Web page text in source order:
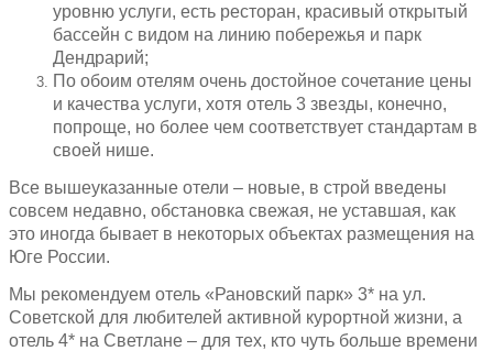
уровню услуги, есть ресторан, красивый открытый
бассейн с видом на линию побережья и парк
Дендрарий;
По обоим отелям очень достойное сочетание цены
и качества услуги, хотя отель 3 звезды, конечно,
попроще, но более чем соответствует стандартам в
своей нише.
Все вышеуказанные отели – новые, в строй введены
совсем недавно, обстановка свежая, не уставшая, как
это иногда бывает в некоторых объектах размещения на
Юге России.
Мы рекомендуем отель «Рановский парк» 3* на ул.
Советской для любителей активной курортной жизни, а
отель 4* на Светлане – для тех, кто чуть больше времени